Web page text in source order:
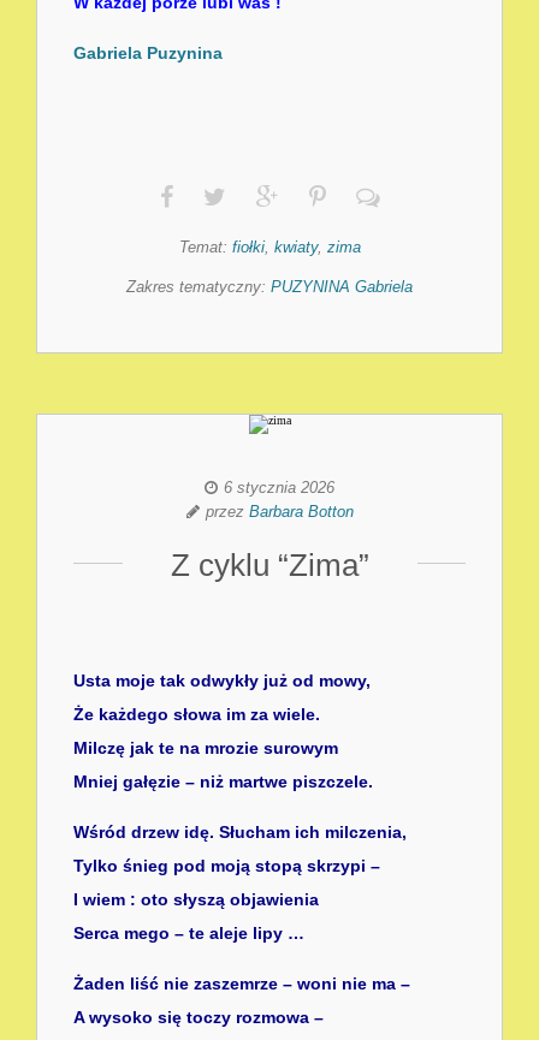
Gabriela Puzynina
Temat: fiołki, kwiaty, zima
Zakres tematyczny: PUZYNINA Gabriela
6 stycznia 2026
przez Barbara Botton
Z cyklu “Zima”
Usta moje tak odwykły już od mowy,
Że każdego słowa im za wiele.
Milczę jak te na mrozie surowym
Mniej gałęzie – niż martwe piszczele.
Wśród drzew idę. Słucham ich milczenia,
Tylko śnieg pod moją stopą skrzypi –
I wiem : oto słyszą objawienia
Serca mego – te aleje lipy …
Żaden liść nie zaszemrze – woni nie ma –
A wysoko się toczy rozmowa –